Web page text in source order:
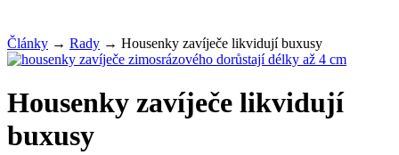
Články → Rady → Housenky zavíječe likvidují buxusy
Housenky zavíječe likvidují
buxusy